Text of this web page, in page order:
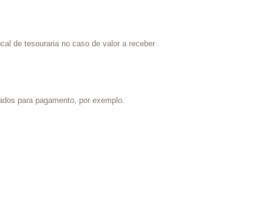
de tesouraria no caso de valor a receber
para pagamento, por exemplo.